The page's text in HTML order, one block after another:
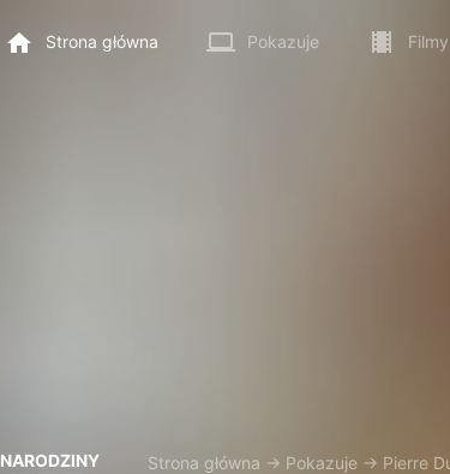
Strona główna Pokazuje Filmy
NARODZINY
Strona główna → Pokazuje → Pierre